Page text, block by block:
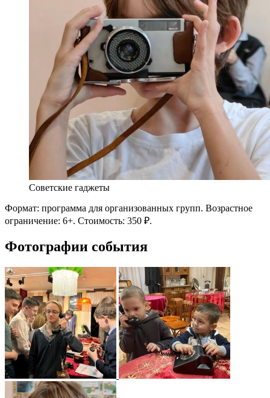
Советские гаджеты
Формат: программа для организованных групп. Возрастное
ограничение: 6+. Стоимость: 350 ₽.
Фотографии события